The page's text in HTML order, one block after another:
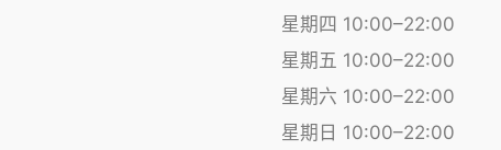
星期四 10:00–22:00
星期五 10:00–22:00
星期六 10:00–22:00
星期日 10:00–22:00